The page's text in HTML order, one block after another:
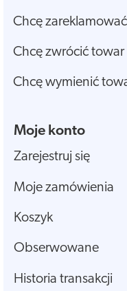
Chcę
Chcę zwrócić towar
Chcę wymienić
Moje konto
Zarejestruj się
Moje zamówienia
Koszyk
Obserwowane
Historia transakcji